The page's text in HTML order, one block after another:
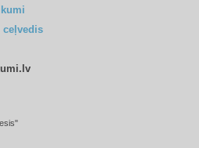
ceļvedis